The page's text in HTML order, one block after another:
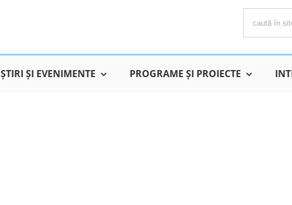
ŞTIRI ŞI EVENIMENTE PROGRAME ŞI PROIECTE